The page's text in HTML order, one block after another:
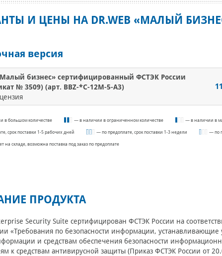
И ЦЕНЫ НА DR.WEB «МАЛЫЙ
версия
бизнес» сертифицированный ФСТЭК России
№ 3509) (арт. BBZ-*C-12M-5-A3)
в большом количестве — в наличии в ограниченном количестве — в наличии в
срок поставки 1-5 рабочих дней — по предоплате, срок поставки 1-3 недели — по
на складе, возможна поставка под заказ по предоплате
ПРОДУКТА
Security Suite сертифицирован ФСТЭК России на
«Требования по безопасности информации, устанавливающие
и средствам обеспечения безопасности
к средствам антивирусной защиты (Приказ ФСТЭК России от